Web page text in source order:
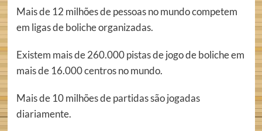
Mais de 12 milhões de pessoas no mundo competem
em ligas de boliche organizadas.
Existem mais de 260.000 pistas de jogo de boliche em
mais de 16.000 centros no mundo.
Mais de 10 milhões de partidas são jogadas
diariamente.